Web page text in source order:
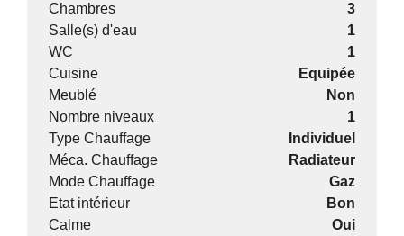
Chambres
3
Salle(s) d'eau
1
WC
1
Cuisine
Equipée
Meublé
Non
Nombre niveaux
1
Type Chauffage
Individuel
Méca. Chauffage
Radiateur
Mode Chauffage
Gaz
Etat intérieur
Bon
Calme
Oui